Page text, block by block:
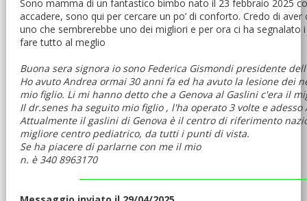
Sono mamma di un fantastico bimbo nato il 23 febbraio 2025
accadere, sono qui per cercare un po’ di conforto. Credo di
uno che sembrerebbe uno dei migliori e per ora ci ha
fare tutto al meglio
Buona sera signora io sono Federica Gismondi presidente
Ho avuto Andrea ormai 30 anni fa ed ha avuto la lesione dei
mio figlio. Li mi hanno detto che a Genova al Gaslini c'era il
Il dr.senes ha seguito mio figlio , l'ha operato 3 volte e
Attualmente il gaslini di Genova è il centro di riferimento
migliore centro pediatrico, da tutti i punti di vista.
Se ha piacere di parlarne con me il mio
n. è 340 8963170